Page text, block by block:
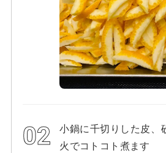
小鍋に千切りした皮、
火でコトコト煮ます